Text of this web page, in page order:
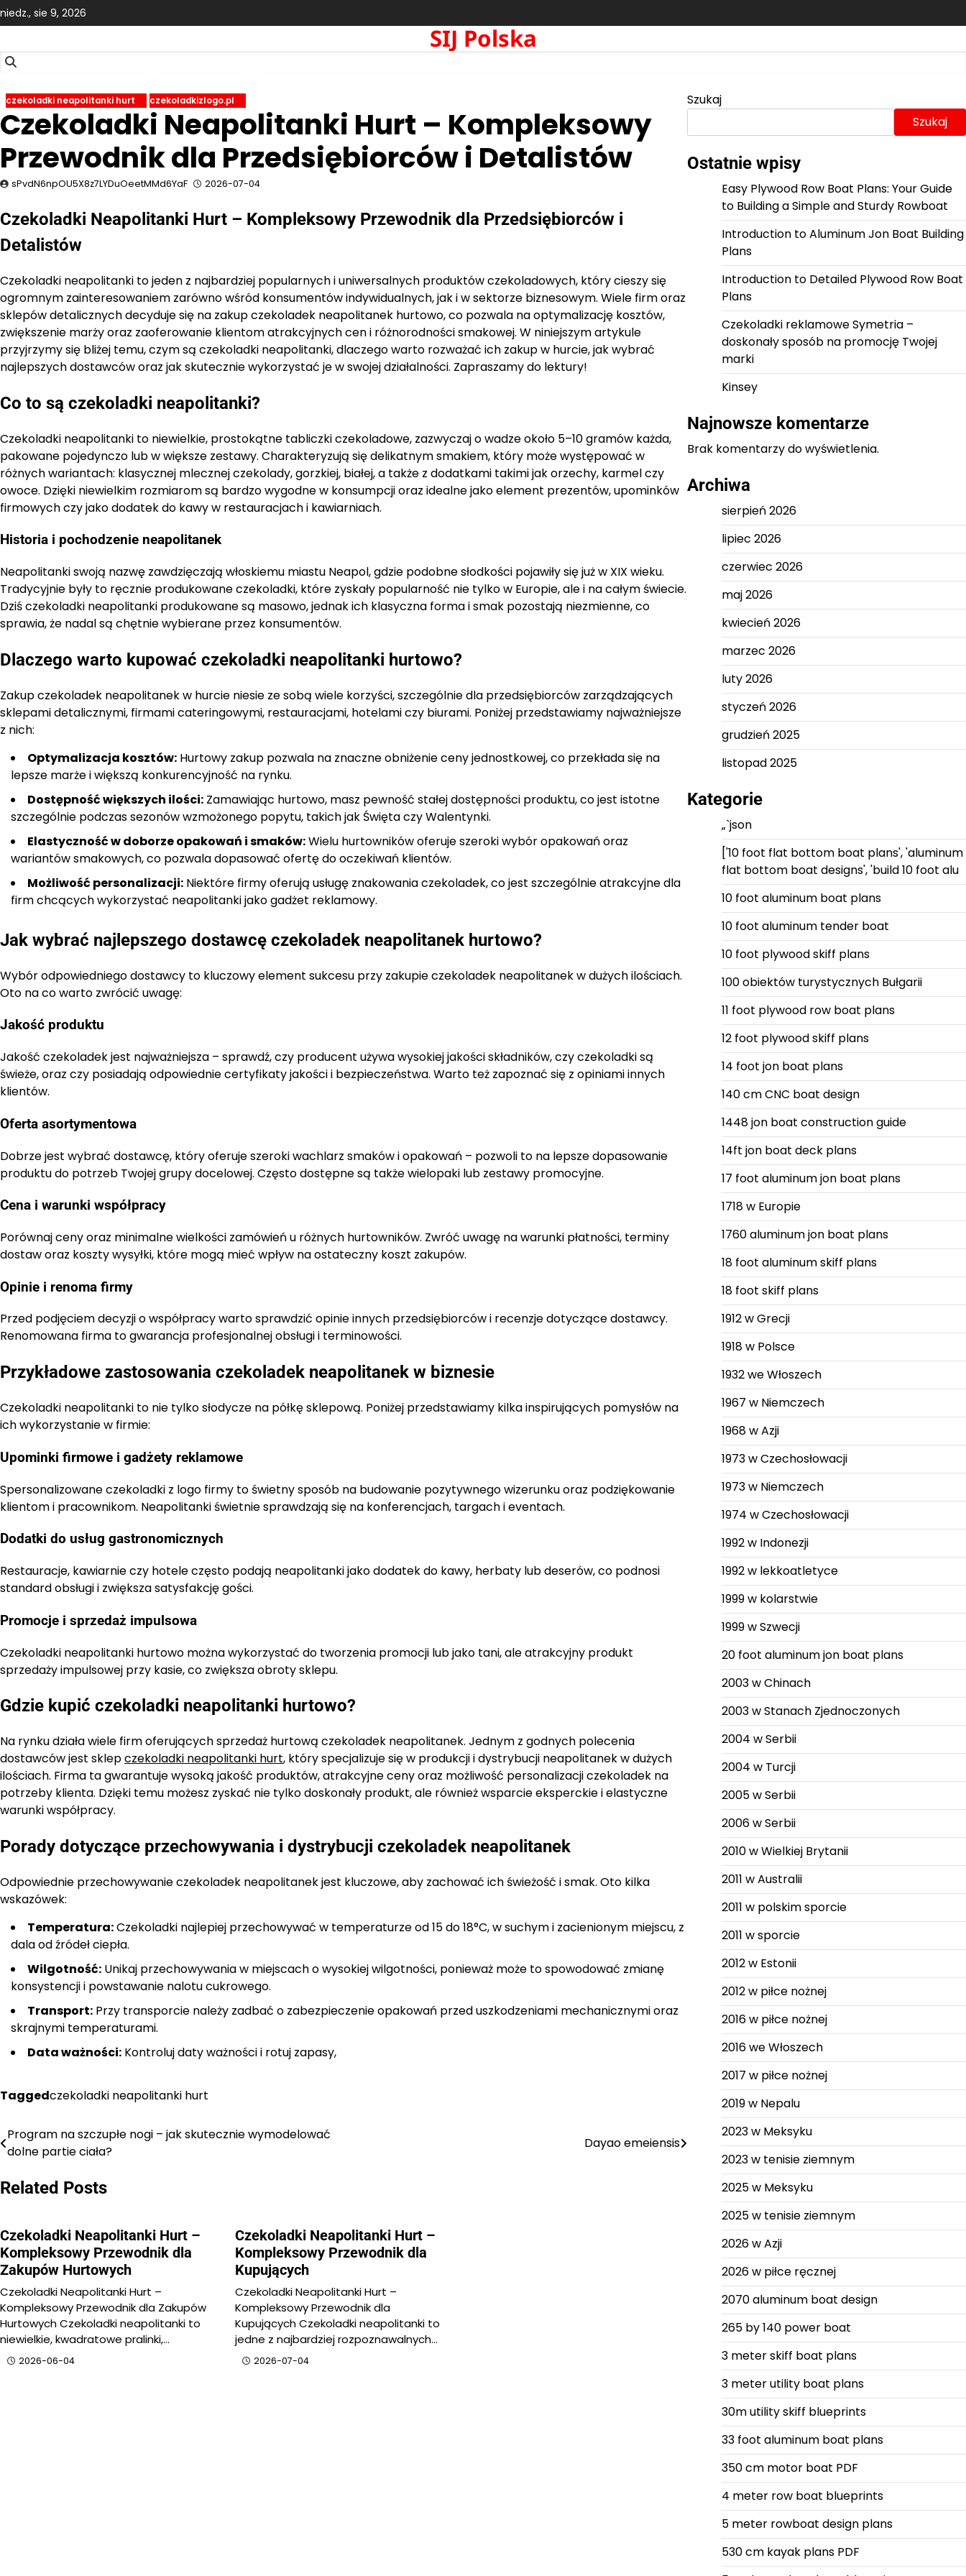
Skip
to
niedz., sie 9, 2026
SIJ Polska
czekoladki neapolitanki hurt czekoladkizlogo.pl
Czekoladki Neapolitanki Hurt – Kompleksowy
Przewodnik dla Przedsiębiorców i Detalistów
sPvdN6npOU5X8z7LYDuOeetMMd6YaF 2026-07-04
Czekoladki Neapolitanki Hurt – Kompleksowy Przewodnik dla Przedsiębiorców i
Detalistów
Czekoladki neapolitanki to jeden z najbardziej popularnych i uniwersalnych produktów czekoladowych, który cieszy się
ogromnym zainteresowaniem zarówno wśród konsumentów indywidualnych, jak i w sektorze biznesowym. Wiele firm oraz
sklepów detalicznych decyduje się na zakup czekoladek neapolitanek hurtowo, co pozwala na optymalizację kosztów,
zwiększenie marży oraz zaoferowanie klientom atrakcyjnych cen i różnorodności smakowej. W niniejszym artykule
przyjrzymy się bliżej temu, czym są czekoladki neapolitanki, dlaczego warto rozważać ich zakup w hurcie, jak wybrać
najlepszych dostawców oraz jak skutecznie wykorzystać je w swojej działalności. Zapraszamy do lektury!
Co to są czekoladki neapolitanki?
Czekoladki neapolitanki to niewielkie, prostokątne tabliczki czekoladowe, zazwyczaj o wadze około 5–10 gramów każda,
pakowane pojedynczo lub w większe zestawy. Charakteryzują się delikatnym smakiem, który może występować w
różnych wariantach: klasycznej mlecznej czekolady, gorzkiej, białej, a także z dodatkami takimi jak orzechy, karmel czy
owoce. Dzięki niewielkim rozmiarom są bardzo wygodne w konsumpcji oraz idealne jako element prezentów, upominków
firmowych czy jako dodatek do kawy w restauracjach i kawiarniach.
Historia i pochodzenie neapolitanek
Neapolitanki swoją nazwę zawdzięczają włoskiemu miastu Neapol, gdzie podobne słodkości pojawiły się już w XIX wieku.
Tradycyjnie były to ręcznie produkowane czekoladki, które zyskały popularność nie tylko w Europie, ale i na całym świecie.
Dziś czekoladki neapolitanki produkowane są masowo, jednak ich klasyczna forma i smak pozostają niezmienne, co
sprawia, że nadal są chętnie wybierane przez konsumentów.
Dlaczego warto kupować czekoladki neapolitanki hurtowo?
Zakup czekoladek neapolitanek w hurcie niesie ze sobą wiele korzyści, szczególnie dla przedsiębiorców zarządzających
sklepami detalicznymi, firmami cateringowymi, restauracjami, hotelami czy biurami. Poniżej przedstawiamy najważniejsze
z nich:
Optymalizacja kosztów: Hurtowy zakup pozwala na znaczne obniżenie ceny jednostkowej, co przekłada się na
lepsze marże i większą konkurencyjność na rynku.
Dostępność większych ilości: Zamawiając hurtowo, masz pewność stałej dostępności produktu, co jest istotne
szczególnie podczas sezonów wzmożonego popytu, takich jak Święta czy Walentynki.
Elastyczność w doborze opakowań i smaków:Wielu hurtowników oferuje szeroki wybór opakowań oraz
wariantów smakowych, co pozwala dopasować ofertę do oczekiwań klientów.
Możliwość personalizacji: Niektóre firmy oferują usługę znakowania czekoladek, co jest szczególnie atrakcyjne dla
firm chcących wykorzystać neapolitanki jako gadżet reklamowy.
Jak wybrać najlepszego dostawcę czekoladek neapolitanek hurtowo?
Wybór odpowiedniego dostawcy to kluczowy element sukcesu przy zakupie czekoladek neapolitanek w dużych ilościach.
Oto na co warto zwrócić uwagę:
Jakość produktu
Jakość czekoladek jest najważniejsza – sprawdź, czy producent używa wysokiej jakości składników, czy czekoladki są
świeże, oraz czy posiadają odpowiednie certyfikaty jakości i bezpieczeństwa. Warto też zapoznać się z opiniami innych
klientów.
Oferta asortymentowa
Dobrze jest wybrać dostawcę, który oferuje szeroki wachlarz smaków i opakowań – pozwoli to na lepsze dopasowanie
produktu do potrzeb Twojej grupy docelowej. Często dostępne są także wielopaki lub zestawy promocyjne.
Cena i warunki współpracy
Porównaj ceny oraz minimalne wielkości zamówień u różnych hurtowników. Zwróć uwagę na warunki płatności, terminy
dostaw oraz koszty wysyłki, które mogą mieć wpływ na ostateczny koszt zakupów.
Opinie i renoma firmy
Przed podjęciem decyzji o współpracy warto sprawdzić opinie innych przedsiębiorców i recenzje dotyczące dostawcy.
Renomowana firma to gwarancja profesjonalnej obsługi i terminowości.
Przykładowe zastosowania czekoladek neapolitanek w biznesie
Czekoladki neapolitanki to nie tylko słodycze na półkę sklepową. Poniżej przedstawiamy kilka inspirujących pomysłów na
ich wykorzystanie w firmie:
Upominki firmowe i gadżety reklamowe
Spersonalizowane czekoladki z logo firmy to świetny sposób na budowanie pozytywnego wizerunku oraz podziękowanie
klientom i pracownikom. Neapolitanki świetnie sprawdzają się na konferencjach, targach i eventach.
Dodatki do usług gastronomicznych
Restauracje, kawiarnie czy hotele często podają neapolitanki jako dodatek do kawy, herbaty lub deserów, co podnosi
standard obsługi i zwiększa satysfakcję gości.
Promocje i sprzedaż impulsowa
Czekoladki neapolitanki hurtowo można wykorzystać do tworzenia promocji lub jako tani, ale atrakcyjny produkt
sprzedaży impulsowej przy kasie, co zwiększa obroty sklepu.
Gdzie kupić czekoladki neapolitanki hurtowo?
Na rynku działa wiele firm oferujących sprzedaż hurtową czekoladek neapolitanek. Jednym z godnych polecenia
dostawców jest sklepczekoladki neapolitanki hurt, który specjalizuje się w produkcji i dystrybucji neapolitanek w dużych
ilościach. Firma ta gwarantuje wysoką jakość produktów, atrakcyjne ceny oraz możliwość personalizacji czekoladek na
potrzeby klienta. Dzięki temu możesz zyskać nie tylko doskonały produkt, ale również wsparcie eksperckie i elastyczne
warunki współpracy.
Porady dotyczące przechowywania i dystrybucji czekoladek neapolitanek
Odpowiednie przechowywanie czekoladek neapolitanek jest kluczowe, aby zachować ich świeżość i smak. Oto kilka
wskazówek:
Temperatura:Czekoladki najlepiej przechowywać w temperaturze od 15 do 18°C, w suchym i zacienionym miejscu, z
dala od źródeł ciepła.
Wilgotność: Unikaj przechowywania w miejscach o wysokiej wilgotności, ponieważ może to spowodować zmianę
konsystencji i powstawanie nalotu cukrowego.
Transport: Przy transporcie należy zadbać o zabezpieczenie opakowań przed uszkodzeniami mechanicznymi oraz
skrajnymi temperaturami.
Data ważności: Kontroluj daty ważności i rotuj zapasy,
Taggedczekoladki neapolitanki hurt
Nawigacja
wpisu
Program na szczupłe nogi – jak skutecznie wymodelować
dolne partie ciała?
Dayao emeiensis
Related Posts
Czekoladki Neapolitanki Hurt –
Kompleksowy Przewodnik dla
Zakupów Hurtowych
Czekoladki Neapolitanki Hurt –
Kompleksowy Przewodnik dla Zakupów
Hurtowych Czekoladki neapolitanki to
niewielkie, kwadratowe pralinki,…
2026-06-04
Czekoladki Neapolitanki Hurt –
Kompleksowy Przewodnik dla
Kupujących
Czekoladki Neapolitanki Hurt –
Kompleksowy Przewodnik dla
Kupujących Czekoladki neapolitanki to
jedne z najbardziej rozpoznawalnych…
2026-07-04
Szukaj
Szukaj
Ostatnie wpisy
Easy Plywood Row Boat Plans: Your Guide
to Building a Simple and Sturdy Rowboat
Introduction to Aluminum Jon Boat Building
Plans
Introduction to Detailed Plywood Row Boat
Plans
Czekoladki reklamowe Symetria –
doskonały sposób na promocję Twojej
marki
Kinsey
Najnowsze komentarze
Brak komentarzy do wyświetlenia.
Archiwa
sierpień 2026
lipiec 2026
czerwiec 2026
maj 2026
kwiecień 2026
marzec 2026
luty 2026
styczeń 2026
grudzień 2025
listopad 2025
Kategorie
„`json
['10 foot flat bottom boat plans', 'aluminum
flat bottom boat designs', 'build 10 foot alu
10 foot aluminum boat plans
10 foot aluminum tender boat
10 foot plywood skiff plans
100 obiektów turystycznych Bułgarii
11 foot plywood row boat plans
12 foot plywood skiff plans
14 foot jon boat plans
140 cm CNC boat design
1448 jon boat construction guide
14ft jon boat deck plans
17 foot aluminum jon boat plans
1718 w Europie
1760 aluminum jon boat plans
18 foot aluminum skiff plans
18 foot skiff plans
1912 w Grecji
1918 w Polsce
1932 we Włoszech
1967 w Niemczech
1968 w Azji
1973 w Czechosłowacji
1973 w Niemczech
1974 w Czechosłowacji
1992 w Indonezji
1992 w lekkoatletyce
1999 w kolarstwie
1999 w Szwecji
20 foot aluminum jon boat plans
2003 w Chinach
2003 w Stanach Zjednoczonych
2004 w Serbii
2004 w Turcji
2005 w Serbii
2006 w Serbii
2010 w Wielkiej Brytanii
2011 w Australii
2011 w polskim sporcie
2011 w sporcie
2012 w Estonii
2012 w piłce nożnej
2016 w piłce nożnej
2016 we Włoszech
2017 w piłce nożnej
2019 w Nepalu
2023 w Meksyku
2023 w tenisie ziemnym
2025 w Meksyku
2025 w tenisie ziemnym
2026 w Azji
2026 w piłce ręcznej
2070 aluminum boat design
265 by 140 power boat
3 meter skiff boat plans
3 meter utility boat plans
30m utility skiff blueprints
33 foot aluminum boat plans
350 cm motor boat PDF
4 meter row boat blueprints
5 meter rowboat design plans
530 cm kayak plans PDF